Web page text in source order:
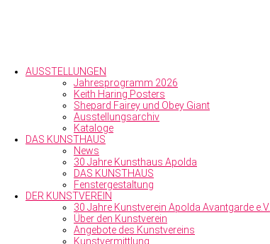
AUSSTELLUNGEN
Jahresprogramm 2026
Keith Haring Posters
Shepard Fairey und Obey Giant
Ausstellungs­archiv
Kataloge
DAS KUNSTHAUS
News
30 Jahre Kunsthaus Apolda
DAS KUNSTHAUS
Fenstergestaltung
DER KUNSTVEREIN
30 Jahre Kunstverein Apolda Avantgarde e.V.
Über den Kunst­verein
Angebote des Kunstvereins
Kunstvermittlung